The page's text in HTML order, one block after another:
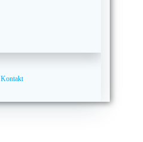
Kontakt